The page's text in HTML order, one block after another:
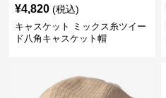
¥4,820 (税込)
キャスケット ミックス糸ツイー
ド八角キャスケット帽